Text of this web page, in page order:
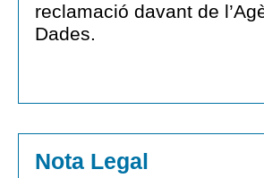
reclamació davant de
Dades.
Nota Legal